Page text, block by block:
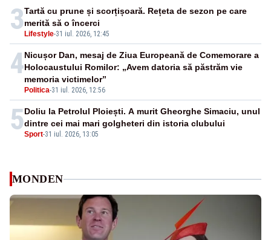
3 Lifestyle-31 iul. 2026, 12:45
Tartă cu prune și scorțișoară. Rețeta de sezon pe care
merită să o încerci
4
Politica-31 iul. 2026, 12:56
Nicușor Dan, mesaj de Ziua Europeană de Comemorare a
Holocaustului Romilor: „Avem datoria să păstrăm vie
memoria victimelor”
5Sport-31 iul. 2026, 13:05
Doliu la Petrolul Ploiești. A murit Gheorghe Simaciu, unul
dintre cei mai mari golgheteri din istoria clubului
MONDEN